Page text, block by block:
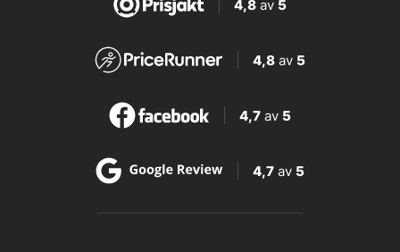
4,8av 5
4,8 av 5
4,7 av 5
4,7 av 5